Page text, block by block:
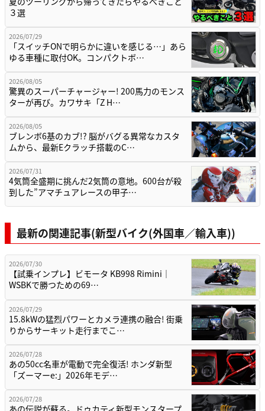
３選
2026/07/29
「スイッチONで明らかに違いを感じる…」あら
ゆる車種に取付OK。コンパクトボ…
2026/08/05
驚異のスーパーチャージャー! 200馬力のモンス
ターが再び。カワサキ「Z H…
2026/08/05
ブレンボ6基のカブ!? 脳がバグる異常なカスタ
ムから、最新Eクラッチ搭載のC…
2026/07/31
4気筒全盛期に挑んだ2気筒の意地。600台が殺
到した”アマチュアレースの甲子…
最新の関連記事(新型バイク(外国車／輸入車))
2026/07/30
【試乗インプレ】ビモータ KB998 Rimini｜
WSBKで勝つための69…
2026/07/29
15.8kWの猛烈パワーとカメラ連携の融合! 街乗
りからサーキット走行までこ…
2026/07/28
あの50cc名車が電動で完全復活! ホンダ新型
「ズーマーe:」2026年モデ…
2026/07/28
あの伝説が蘇る。ドゥカティ新型モンスタープ